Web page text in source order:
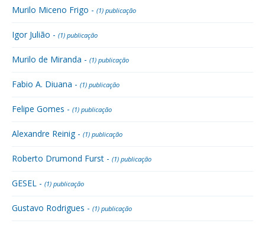
Murilo Miceno Frigo - (1) publicação
Igor Julião - (1) publicação
Murilo de Miranda - (1) publicação
Fabio A. Diuana - (1) publicação
Felipe Gomes - (1) publicação
Alexandre Reinig - (1) publicação
Roberto Drumond Furst - (1) publicação
GESEL - (1) publicação
Gustavo Rodrigues - (1) publicação